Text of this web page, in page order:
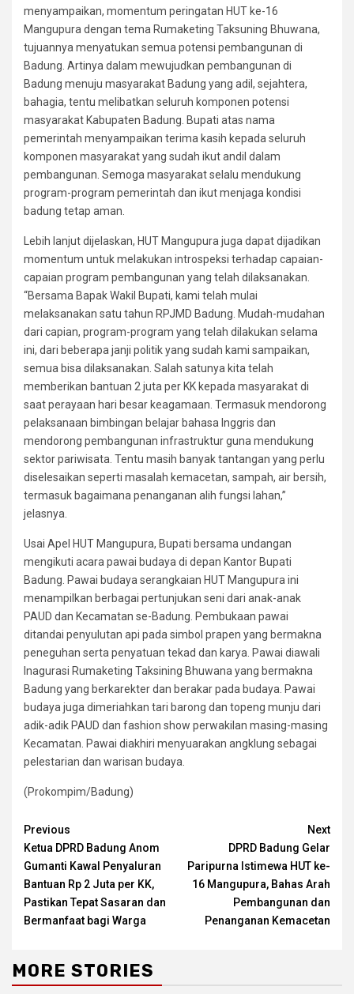
menyampaikan, momentum peringatan HUT ke-16
Mangupura dengan tema Rumaketing Taksuning Bhuwana,
tujuannya menyatukan semua potensi pembangunan di
Badung. Artinya dalam mewujudkan pembangunan di
Badung menuju masyarakat Badung yang adil, sejahtera,
bahagia, tentu melibatkan seluruh komponen potensi
masyarakat Kabupaten Badung. Bupati atas nama
pemerintah menyampaikan terima kasih kepada seluruh
komponen masyarakat yang sudah ikut andil dalam
pembangunan. Semoga masyarakat selalu mendukung
program-program pemerintah dan ikut menjaga kondisi
badung tetap aman.
Lebih lanjut dijelaskan, HUT Mangupura juga dapat dijadikan
momentum untuk melakukan introspeksi terhadap capaian-
capaian program pembangunan yang telah dilaksanakan.
“Bersama Bapak Wakil Bupati, kami telah mulai
melaksanakan satu tahun RPJMD Badung. Mudah-mudahan
dari capian, program-program yang telah dilakukan selama
ini, dari beberapa janji politik yang sudah kami sampaikan,
semua bisa dilaksanakan. Salah satunya kita telah
memberikan bantuan 2 juta per KK kepada masyarakat di
saat perayaan hari besar keagamaan. Termasuk mendorong
pelaksanaan bimbingan belajar bahasa Inggris dan
mendorong pembangunan infrastruktur guna mendukung
sektor pariwisata. Tentu masih banyak tantangan yang perlu
diselesaikan seperti masalah kemacetan, sampah, air bersih,
termasuk bagaimana penanganan alih fungsi lahan,”
jelasnya.
Usai Apel HUT Mangupura, Bupati bersama undangan
mengikuti acara pawai budaya di depan Kantor Bupati
Badung. Pawai budaya serangkaian HUT Mangupura ini
menampilkan berbagai pertunjukan seni dari anak-anak
PAUD dan Kecamatan se-Badung. Pembukaan pawai
ditandai penyulutan api pada simbol prapen yang bermakna
peneguhan serta penyatuan tekad dan karya. Pawai diawali
Inagurasi Rumaketing Taksining Bhuwana yang bermakna
Badung yang berkarekter dan berakar pada budaya. Pawai
budaya juga dimeriahkan tari barong dan topeng munju dari
adik-adik PAUD dan fashion show perwakilan masing-masing
Kecamatan. Pawai diakhiri menyuarakan angklung sebagai
pelestarian dan warisan budaya.
(Prokompim/Badung)
Continue
Reading
Previous
Ketua DPRD Badung Anom
Gumanti Kawal Penyaluran
Bantuan Rp 2 Juta per KK,
Pastikan Tepat Sasaran dan
Bermanfaat bagi Warga
Next
DPRD Badung Gelar
Paripurna Istimewa HUT ke-
16 Mangupura, Bahas Arah
Pembangunan dan
Penanganan Kemacetan
MORE STORIES